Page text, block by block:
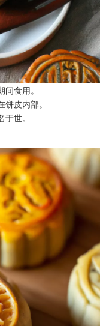
食用。
皮内部。
世。